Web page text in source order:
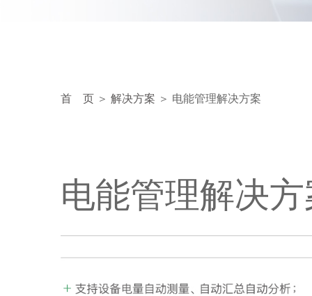
首 页 ＞ 解决方案 ＞ 电能管理解决方案
电能管理解决